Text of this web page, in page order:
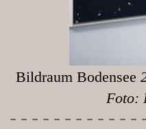
Bildraum Bodensee
Foto: Petra
-----------